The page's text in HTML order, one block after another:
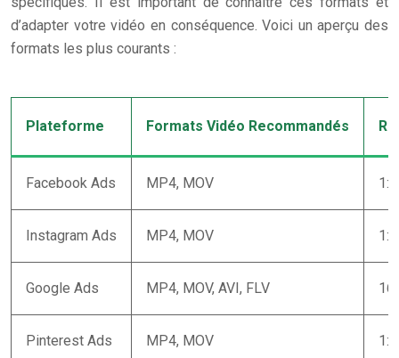
d’adapter votre vidéo en conséquence. Voici un aperçu des
formats les plus courants :
Plateforme Formats Vidéo Recommandés
Facebook Ads MP4, MOV
Instagram Ads MP4, MOV
Google Ads MP4, MOV, AVI, FLV
Pinterest Ads MP4, MOV